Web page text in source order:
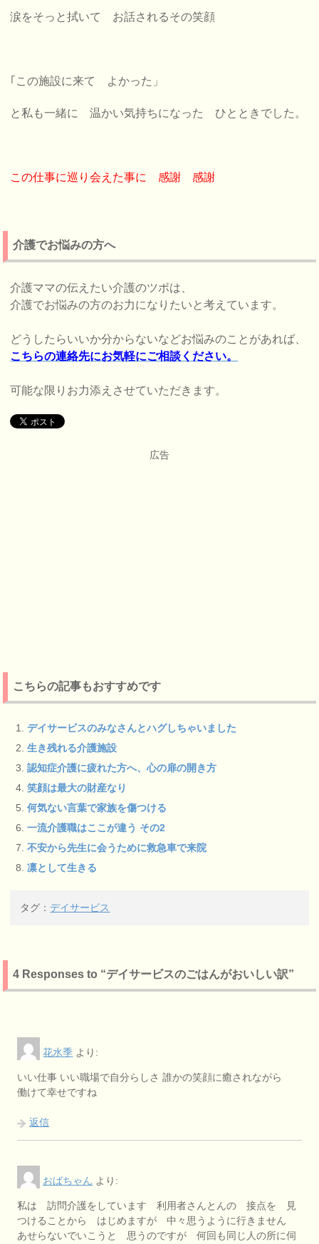
涙をそっと拭いて お話されるその笑顔
｢この施設に来て よかった」
と私も一緒に 温かい気持ちになった ひとときでした。
この仕事に巡り会えた事に 感謝 感謝
介護でお悩みの方へ
介護ママの伝えたい介護のツボは、
介護でお悩みの方のお力になりたいと考えています。
どうしたらいいか分からないなどお悩みのことがあれば、
こちらの連絡先にお気軽にご相談ください。
可能な限りお力添えさせていただきます。
広告
こちらの記事もおすすめです
デイサービスのみなさんとハグしちゃいました
生き残れる介護施設
認知症介護に疲れた方へ、心の扉の開き方
笑顔は最大の財産なり
何気ない言葉で家族を傷つける
一流介護職はここが違う その2
不安から先生に会うために救急車で来院
凛として生きる
タグ：デイサービス
4 Responses to “デイサービスのごはんがおいしい訳”
花水季 より:
いい仕事 いい職場で自分らしさ 誰かの笑顔に癒されながら
働けて幸せですね
返信
おばちゃん より:
私は 訪問介護をしています 利用者さんとんの 接点を 見
つけることから はじめますが 中々思うように行きません
あせらないでいこうと 思うのですが 何回も同じ人の所に伺